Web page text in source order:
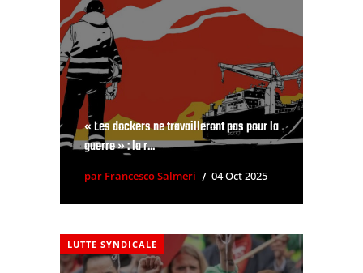
« Les dockers ne travailleront pas pour la
guerre » : la r...
par Francesco Salmeri 04 Oct 2025
LUTTE SYNDICALE